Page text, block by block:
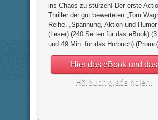
ins Chaos zu stürzen! Der erste
Thriller der gut bewerteten „Tom
Reihe. „Spannung, Aktion und
(Leser) (240 Seiten für das eBook) (3
und 49 Min. für das Hörbuch)
Hier das eBook und das
Hörbuch gratis holen!